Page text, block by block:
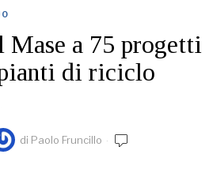
Mase a 75 progetti
di riciclo
di Paolo Fruncillo